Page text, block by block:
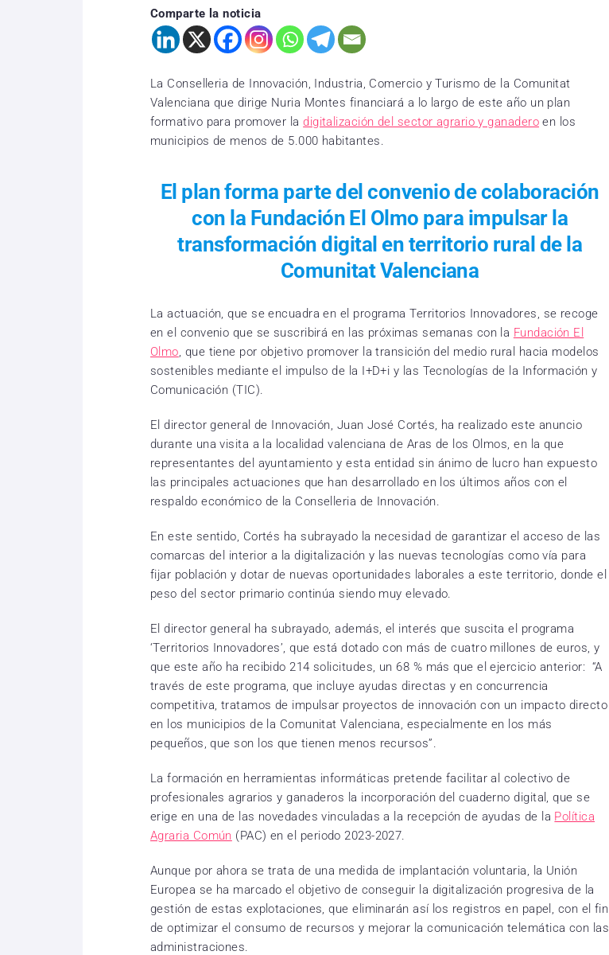
Comparte la noticia
La Conselleria de Innovación, Industria, Comercio y Turismo de la Comunitat
Valenciana que dirige Nuria Montes financiará a lo largo de este año un plan
formativo para promover ladigitalización del sector agrario y ganaderoen los
municipios de menos de 5.000 habitantes.
El plan forma parte del convenio de colaboración
con la Fundación El Olmo para impulsar la
transformación digital en territorio rural de la
Comunitat Valenciana
La actuación, que se encuadra en el programa Territorios Innovadores, se recoge
en el convenio que se suscribirá en las próximas semanas con la Fundación El
Olmo, que tiene por objetivo promover la transición del medio rural hacia modelos
sostenibles mediante el impulso de la I+D+i y las Tecnologías de la Información y
Comunicación (TIC).
El director general de Innovación, Juan José Cortés, ha realizado este anuncio
durante una visita a la localidad valenciana de Aras de los Olmos, en la que
representantes del ayuntamiento y esta entidad sin ánimo de lucro han expuesto
las principales actuaciones que han desarrollado en los últimos años con el
respaldo económico de la Conselleria de Innovación.
En este sentido, Cortés ha subrayado la necesidad de garantizar el acceso de las
comarcas del interior a la digitalización y las nuevas tecnologías como vía para
fijar población y dotar de nuevas oportunidades laborales a este territorio, donde el
peso del sector primario continúa siendo muy elevado.
El director general ha subrayado, además, el interés que suscita el programa
‘Territorios Innovadores’, que está dotado con más de cuatro millones de euros, y
que este año ha recibido 214 solicitudes, un 68 % más que el ejercicio anterior: “A
través de este programa, que incluye ayudas directas y en concurrencia
competitiva, tratamos de impulsar proyectos de innovación con un impacto directo
en los municipios de la Comunitat Valenciana, especialmente en los más
pequeños, que son los que tienen menos recursos”.
La formación en herramientas informáticas pretende facilitar al colectivo de
profesionales agrarios y ganaderos la incorporación del cuaderno digital, que se
erige en una de las novedades vinculadas a la recepción de ayudas de la Política
Agraria Común (PAC) en el periodo 2023-2027.
Aunque por ahora se trata de una medida de implantación voluntaria, la Unión
Europea se ha marcado el objetivo de conseguir la digitalización progresiva de la
gestión de estas explotaciones, que eliminarán así los registros en papel, con el fin
de optimizar el consumo de recursos y mejorar la comunicación telemática con las
administraciones.